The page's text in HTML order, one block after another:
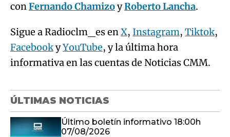
conFernando ChamizoyRoberto Lancha.
Sigue a Radioclm_es enX, Instagram, Tiktok,
FacebookyYouTube, y la última hora
informativa en las cuentas de Noticias CMM.
ÚLTIMAS NOTICIAS
Último boletín informativo 18:00h
07/08/2026